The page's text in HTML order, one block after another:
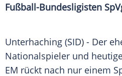
Fußball-Bundesligisten
Unterhaching (SID) - Der
Nationalspieler und
EM rückt nach nur einem